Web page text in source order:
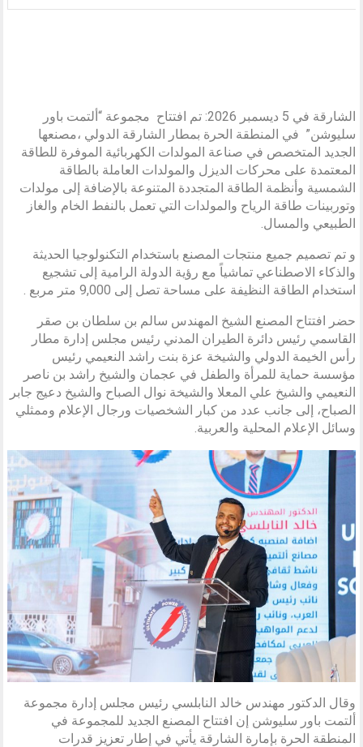
الشارقة في 5 ديسمبر 2026: تم افتتاح مجموعة “ألتمت باور
سليوشن” في المنطقة الحرة بمطار الشارقة الدولي ،مصنعها
الجديد المتخصص في صناعة المولدات الكهربائية الموفرة للطاقة
المعتمدة على محركات الديزل والمولدات العاملة بالطاقة
الشمسية وأنظمة الطاقة المتجددة المتنوعة بالإضافة إلى مولدات
وتوربينات طاقة الرياح والمولدات التي تعمل بالنفط الخام والغاز
الطبيعي والمسال.
و تم تصميم جميع منتجات المصنع باستخدام التكنولوجيا الحديثة
والذكاء الاصطناعي تماشياً مع رؤية الدولة الرامية إلى تشجيع
استخدام الطاقة النظيفة على مساحة تصل إلى 9,000 متر مربع .
حضر افتتاح المصنع الشيخ المهندس سالم بن سلطان بن صقر
القاسمي رئيس دائرة الطيران المدني رئيس مجلس إدارة مطار
رأس الخيمة الدولي والشيخة عزة بنت راشد النعيمي رئيس
مؤسسة حماية للمرأة والطفل في عجمان والشيخ راشد بن ناصر
النعيمي والشيخ علي المعلا والشيخة نوال الصباح والشيخ دعيج جابر
الصباح، إلى جانب عدد من كبار الشخصيات ورجال الإعلام وممثلي
وسائل الإعلام المحلية والعربية.
وقال الدكتور مهندس خالد النابلسي رئيس مجلس إدارة مجموعة
ألتمت باور سليوشن إن افتتاح المصنع الجديد للمجموعة في
المنطقة الحرة بإمارة الشارقة يأتي في إطار تعزيز قدرات